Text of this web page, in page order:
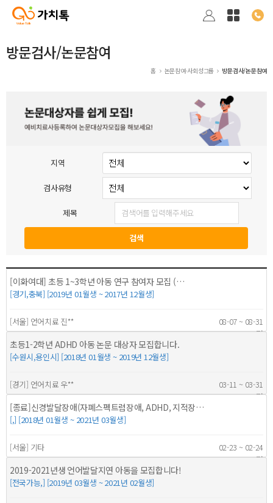
방문검사/논문참여
홈 논문참여·사회성그룹 방문검사/논문참여
지역
검사유형
제목
[이화여대] 초등 1~3학년 아동 연구 참여자 모집 (…
[경기,충북] [2019년 01월생 ~ 2017년 12월생]
[서울] 언어치료 진**
08-07 ~ 08-31
15명
초등1-2학년 ADHD 아동 논문 대상자 모집합니다.
[수원시,용인시] [2018년 01월생 ~ 2019년 12월생]
[경기] 언어치료 우**
03-11 ~ 03-31
20명
[종료]신경발달장애(자폐스펙트럼장애, ADHD, 지적장…
[,] [2018년 01월생 ~ 2021년 03월생]
[서울] 기타
02-23 ~ 02-24
152명
2019-2021년생 언어발달지연 아동을 모집합니다!
[전국가능,] [2019년 03월생 ~ 2021년 02월생]